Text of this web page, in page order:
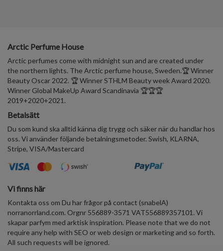
Arctic Perfume House
Arctic perfumes come with midnight sun and are created under
the northern lights. The Arctic perfume house, Sweden.🏆 Winner
Beauty Oscar 2022. 🏆 Winner STHLM Beauty week Award 2020.
Winner Global MakeUp Award Scandinavia 🏆🏆🏆
2019+2020+2021.
Betalsätt
Du som kund ska alltid känna dig trygg och säker när du handlar hos
oss. Vi använder följande betalningsmetoder. Swish, KLARNA,
Stripe, VISA/Mastercard
Vi finns här
Kontakta oss om Du har frågor på contact (snabelA)
norranorrland.com. Orgnr 556889-3571 VAT556889357101. Vi
skapar parfym med arktisk inspiration. Please note that we do not
require any help with SEO or web design or marketing and so forth.
All such requests will be ignored.